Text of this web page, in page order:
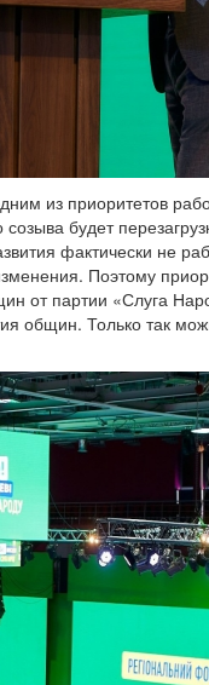
из приоритетов
будет
фактически не
Поэтому
от партии «Слуга
общин. Только так